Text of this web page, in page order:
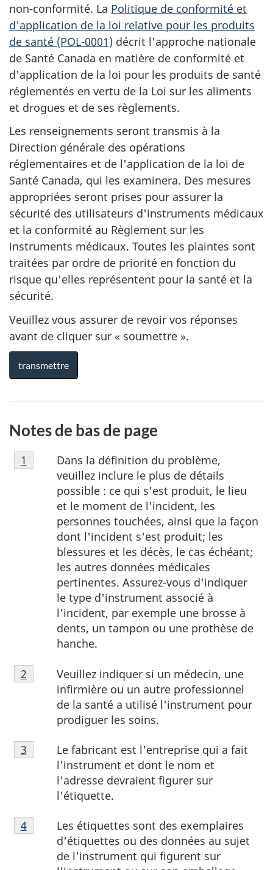
non-conformité. La Politique de conformité et
d'application de la loi relative pour les produits
de santé (POL-0001) décrit l'approche nationale
de Santé Canada en matière de conformité et
d'application de la loi pour les produits de santé
réglementés en vertu de la Loi sur les aliments
et drogues et de ses règlements.
Les renseignements seront transmis à la
Direction générale des opérations
réglementaires et de l'application de la loi de
Santé Canada, qui les examinera. Des mesures
appropriées seront prises pour assurer la
sécurité des utilisateurs d'instruments médicaux
et la conformité au Règlement sur les
instruments médicaux. Toutes les plaintes sont
traitées par ordre de priorité en fonction du
risque qu'elles représentent pour la santé et la
sécurité.
Veuillez vous assurer de revoir vos réponses
avant de cliquer sur « soumettre ».
Notes de bas de page
Note
de
Dans la définition du problème,
veuillez inclure le plus de détails
possible : ce qui s'est produit, le lieu
et le moment de l'incident, les
personnes touchées, ainsi que la façon
dont l'incident s'est produit; les
blessures et les décès, le cas échéant;
les autres données médicales
pertinentes. Assurez-vous d'indiquer
le type d'instrument associé à
l'incident, par exemple une brosse à
dents, un tampon ou une prothèse de
hanche.
Retour à la référence de la note de bas de page
1
Note
de
2
Veuillez indiquer si un médecin, une
infirmière ou un autre professionnel
de la santé a utilisé l'instrument pour
prodiguer les soins.
Retour à la référence de la note de bas de page
2
Note
de
3
Le fabricant est l'entreprise qui a fait
l'instrument et dont le nom et
l'adresse devraient figurer sur
l'étiquette.
Retour à la référence de la note de bas de page
3
Note
de
Les étiquettes sont des exemplaires
d'étiquettes ou des données au sujet
de l'instrument qui figurent sur
Retour à la référence de la note de bas de page
4